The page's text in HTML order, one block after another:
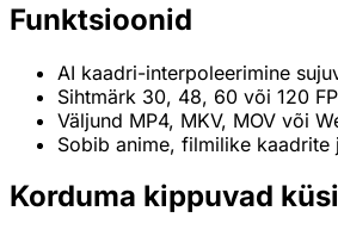
Funktsioonid
AI kaadri-interpoleerimine
Sihtmärk 30, 48, 60 või 120
Väljund MP4, MKV, MOV või
Sobib anime, filmilike kaadrite
Korduma kippuvad